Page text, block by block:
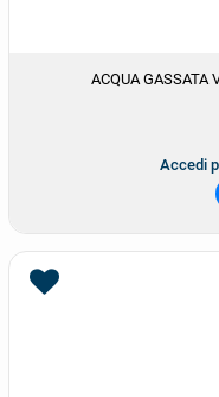
ACQUA GASSATA
Accedi